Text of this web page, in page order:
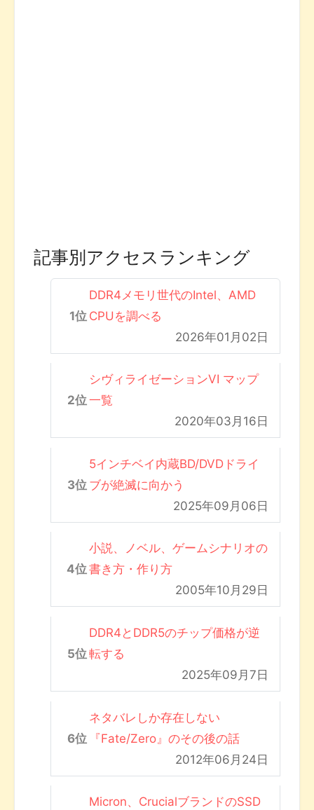
記事別アクセスランキング
DDR4メモリ世代のIntel、AMD
CPUを調べる
2026年01月02日
シヴィライゼーションVI マップ
一覧
2020年03月16日
5インチベイ内蔵BD/DVDドライ
ブが絶滅に向かう
2025年09月06日
小説、ノベル、ゲームシナリオの
書き方・作り方
2005年10月29日
DDR4とDDR5のチップ価格が逆
転する
2025年09月7日
ネタバレしか存在しない
『Fate/Zero』のその後の話
2012年06月24日
Micron、CrucialブランドのSSD